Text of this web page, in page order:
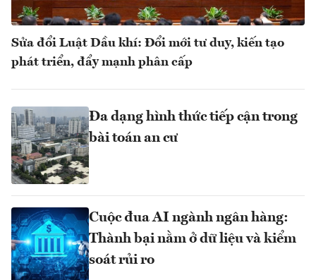
Sửa đổi Luật Dầu khí: Đổi mới tư duy, kiến tạo
phát triển, đẩy mạnh phân cấp
Đa dạng hình thức tiếp cận trong
bài toán an cư
Cuộc đua AI ngành ngân hàng:
Thành bại nằm ở dữ liệu và kiểm
soát rủi ro